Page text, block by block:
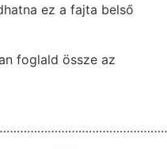
ez a fajta belső
foglald össze az